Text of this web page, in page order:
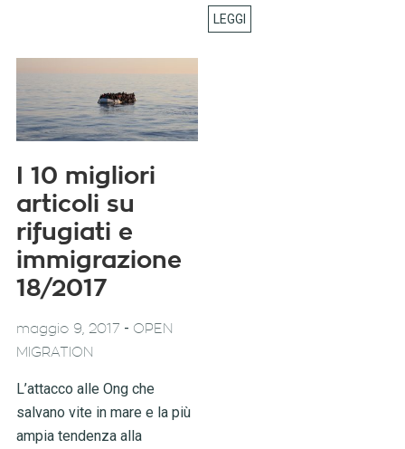
I 10 migliori
articoli su
rifugiati e
immigrazione
18/2017
maggio 9, 2017 - OPEN
MIGRATION
L’attacco alle Ong che
salvano vite in mare e la più
ampia tendenza alla